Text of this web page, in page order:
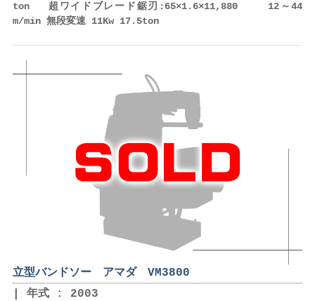
ton 超ワイドブレード鋸刃:65×1.6×11,880 12～44
m/min 無段変速 11Kw 17.5ton
立型バンドソー アマダ VM3800
年式 : 2003